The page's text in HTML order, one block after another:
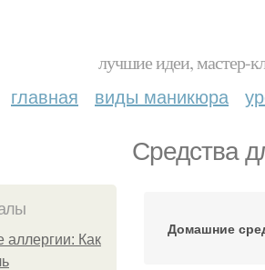
лучшие идеи, мастер-
главная виды маникюра
Средства
аллергии: Как
Домашние